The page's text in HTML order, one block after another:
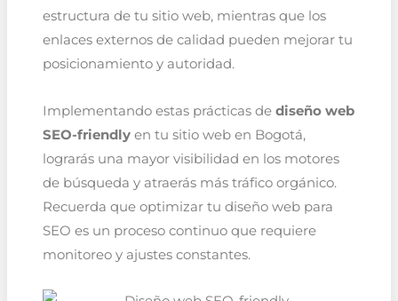
estructura de tu sitio web, mientras que los
enlaces externos de calidad pueden mejorar tu
posicionamiento y autoridad.
Implementando estas prácticas de diseño web
SEO-friendlyen tu sitio web en Bogotá,
lograrás una mayor visibilidad en los motores
de búsqueda y atraerás más tráfico orgánico.
Recuerda que optimizar tu diseño web para
SEO es un proceso continuo que requiere
monitoreo y ajustes constantes.